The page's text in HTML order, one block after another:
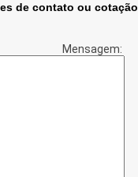
de contato ou cotação
Mensagem: